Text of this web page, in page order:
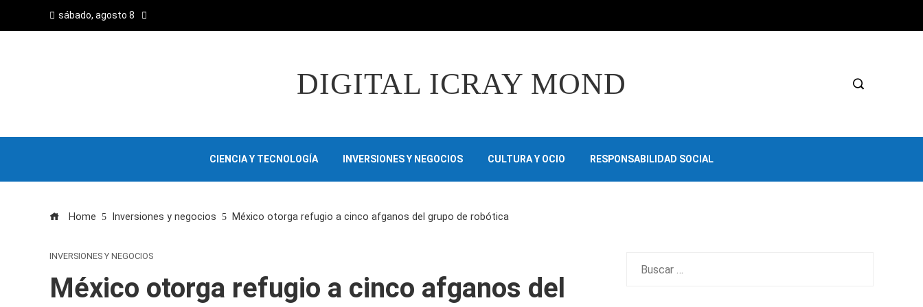
sábado, agosto 8
DIGITAL ICRAY MOND
CIENCIA Y TECNOLOGÍA INVERSIONES Y NEGOCIOS CULTURA Y OCIO RESPONSABILIDAD SOCIAL
Home Inversiones y negocios México otorga refugio a cinco afganos del grupo de robótica
INVERSIONES Y NEGOCIOS
México otorga refugio a cinco afganos del